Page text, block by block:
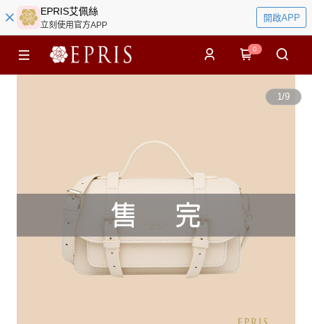
EPRIS艾佩絲
立刻使用官方APP
開啟APP
0
1/9